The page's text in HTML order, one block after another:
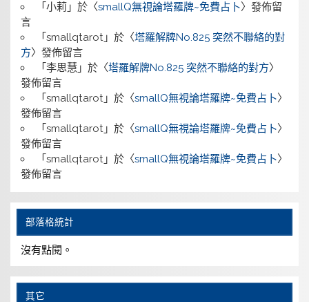
「 小莉」於〈smallQ無視論塔羅牌~免費占卜〉發佈留
言
「 smallqtarot」於〈塔羅解牌No.825 突然不聯絡的對
方〉發佈留言
「 李思慧」於〈塔羅解牌No.825 突然不聯絡的對方〉
發佈留言
「 smallqtarot」於〈smallQ無視論塔羅牌~免費占卜〉
發佈留言
「 smallqtarot」於〈smallQ無視論塔羅牌~免費占卜〉
發佈留言
「 smallqtarot」於〈smallQ無視論塔羅牌~免費占卜〉
發佈留言
部落格統計
沒有點閱。
其它